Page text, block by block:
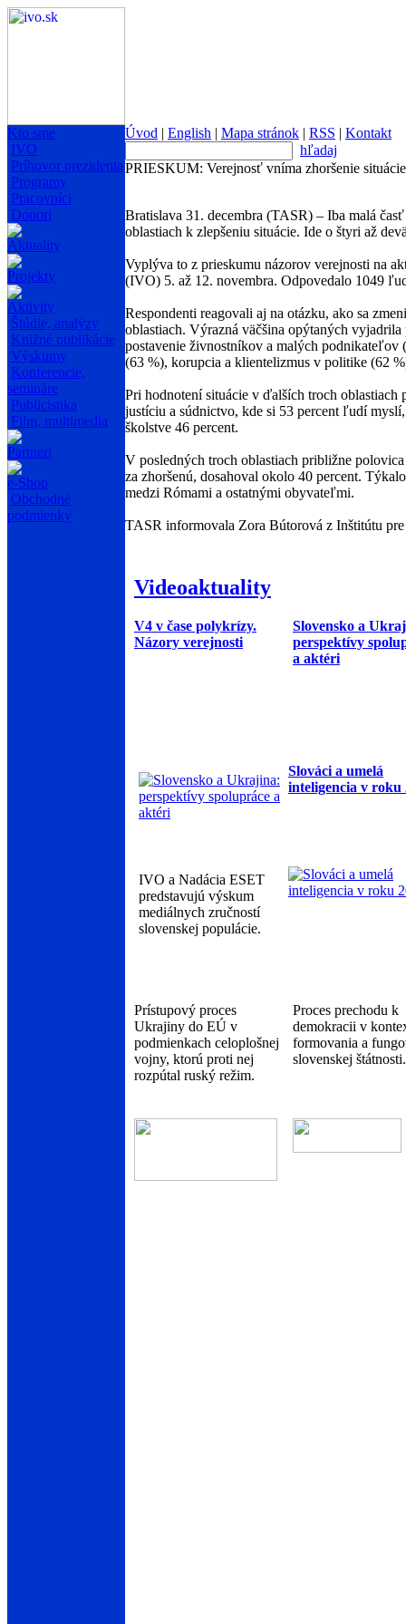
Kto sme
IVO
Príhovor prezidenta
Programy
Pracovníci
Donori
Aktuality
Projekty
Aktivity
Štúdie, analýzy
Knižné publikácie
Výskumy
Konferencie,
semináre
Publicistika
Film, multimedia
Partneri
e-Shop
Obchodné
podmienky
Úvod | English | Mapa stránok | RSS | Kontakt
hľadaj
PRIESKUM: Verejnosť vníma zhoršenie
Bratislava 31. decembra (TASR) – Iba malá
oblastiach k zlepšeniu situácie. Ide o štyri až
Vyplýva to z prieskumu názorov verejnosti na
(IVO) 5. až 12. novembra. Odpovedalo 1049
Respondenti reagovali aj na otázku, ako sa
oblastiach. Výrazná väčšina opýtaných
postavenie živnostníkov a malých podnikateľov
(63 %), korupcia a klientelizmus v politike (62
Pri hodnotení situácie v ďalších troch oblastiach
justíciu a súdnictvo, kde si 53 percent ľudí
školstve 46 percent.
V posledných troch oblastiach približne
za zhoršenú, dosahoval okolo 40 percent.
medzi Rómami a ostatnými obyvateľmi.
TASR informovala Zora Bútorová z Inštitútu
Videoaktuality
V4 v čase polykrízy.
Názory verejnosti
Slovensko a
perspektívy
a aktéri
Slováci a umelá
inteligencia v roku
IVO a Nadácia ESET
predstavujú výskum
mediálnych zručností
slovenskej populácie.
Prístupový proces
Ukrajiny do EÚ v
podmienkach celoplošnej
vojny, ktorú proti nej
rozpútal ruský režim.
Proces prechodu k
demokracii v
formovania a
slovenskej štátnosti.